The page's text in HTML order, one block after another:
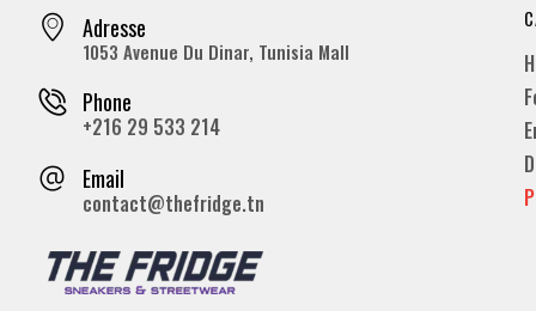
Adresse
1053 Avenue Du Dinar, Tunisia Mall
Phone
+216 29 533 214
Email
contact@thefridge.tn